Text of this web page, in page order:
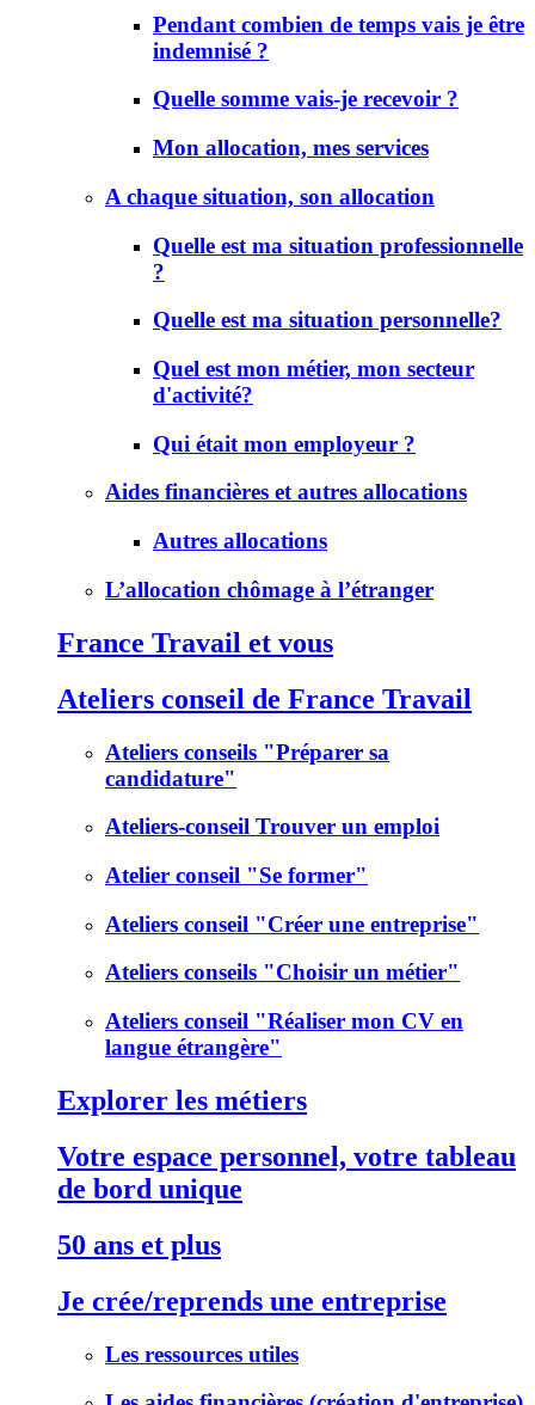
Pendant combien de temps vais je être
indemnisé ?
Quelle somme vais-je recevoir ?
Mon allocation, mes services
A chaque situation, son allocation
Quelle est ma situation professionnelle
?
Quelle est ma situation personnelle?
Quel est mon métier, mon secteur
d'activité?
Qui était mon employeur ?
Aides financières et autres allocations
Autres allocations
L’allocation chômage à l’étranger
France Travail et vous
Ateliers conseil de France Travail
Ateliers conseils "Préparer sa
candidature"
Ateliers-conseil Trouver un emploi
Atelier conseil "Se former"
Ateliers conseil "Créer une entreprise"
Ateliers conseils "Choisir un métier"
Ateliers conseil "Réaliser mon CV en
langue étrangère"
Explorer les métiers
Votre espace personnel, votre tableau
de bord unique
50 ans et plus
Je crée/reprends une entreprise
Les ressources utiles